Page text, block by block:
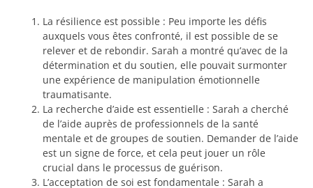
La résilience est possible : Peu importe les défis
auxquels vous êtes confronté, il est possible de se
relever et de rebondir. Sarah a montré qu’avec de la
détermination et du soutien, elle pouvait surmonter
une expérience de manipulation émotionnelle
traumatisante.
La recherche d’aide est essentielle : Sarah a cherché
de l’aide auprès de professionnels de la santé
mentale et de groupes de soutien. Demander de l’aide
est un signe de force, et cela peut jouer un rôle
crucial dans le processus de guérison.
L’acceptation de soi est fondamentale : Sarah a